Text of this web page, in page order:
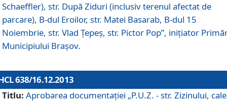
Schaeffler), str. După Ziduri (inclusiv terenul afectat de
parcare), B-dul Eroilor, str. Matei Basarab, B-dul 15
Noiembrie, str. Vlad Ţepeş, str. Pictor Pop”, iniţiator
Municipiului Braşov.
638/16.12.2013
Titlu: Aprobarea documentaţiei „P.U.Z. - str. Zizinului,